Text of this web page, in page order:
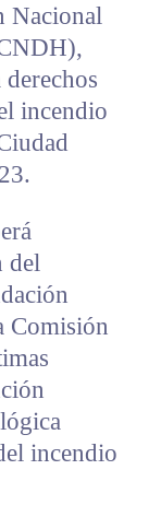
Nacional
incendio
del
Comisión
incendio